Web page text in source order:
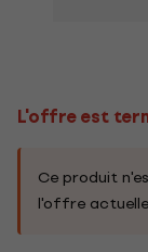
L'offre est
Ce produit
l'offre